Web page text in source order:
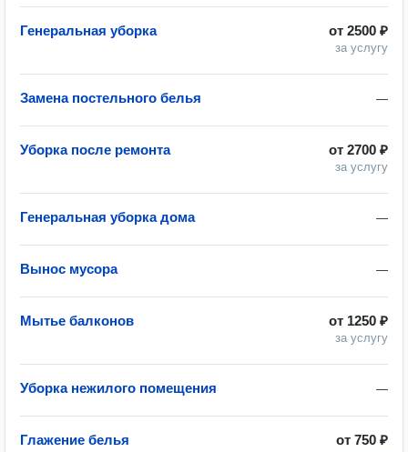
от 2500 ₽
за услугу
Генеральная уборка
—
Замена постельного белья
от 2700 ₽
за услугу
Уборка после ремонта
—
Генеральная уборка дома
—
Вынос мусора
от 1250 ₽
за услугу
Мытье балконов
—
Уборка нежилого помещения
от 750 ₽
Глажение белья